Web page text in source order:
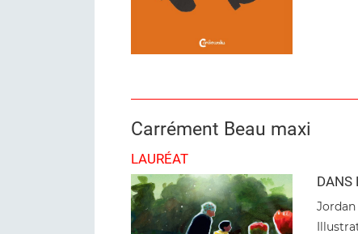
Carrément Beau maxi
LAURÉAT
DANS